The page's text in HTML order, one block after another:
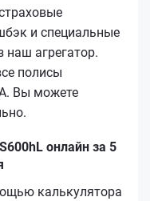
и специальные
наш агрегатор.
полисы
Вы можете
онлайн за 5
калькулятора